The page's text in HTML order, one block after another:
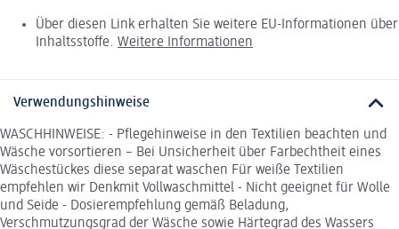
Über diesen Link erhalten Sie weitere EU-Informationen über
Inhaltsstoffe. Weitere Informationen
Verwendungshinweise
WASCHHINWEISE: - Pflegehinweise in den Textilien beachten und
Wäsche vorsortieren – Bei Unsicherheit über Farbechtheit eines
Wäschestückes diese separat waschen Für weiße Textilien
empfehlen wir Denkmit Vollwaschmittel - Nicht geeignet für Wolle
und Seide - Dosierempfehlung gemäß Beladung,
Verschmutzungsgrad der Wäsche sowie Härtegrad des Wassers